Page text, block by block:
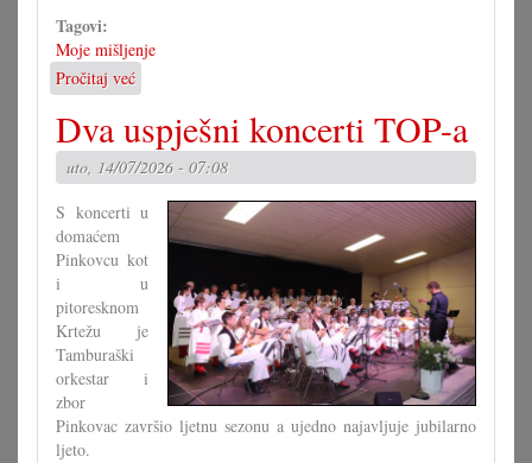
Tagovi:
Moje mišljenje
Pročitaj već
Hrvatski
kempi
važan
temelj
Dva uspješni koncerti TOP-a
uto, 14/07/2026 - 07:08
S koncerti u
domaćem
Pinkovcu kot
i u
pitoresknom
Krtežu je
Tamburaški
orkestar i
zbor
Pinkovac završio ljetnu sezonu a ujedno najavljuje jubilarno
ljeto.